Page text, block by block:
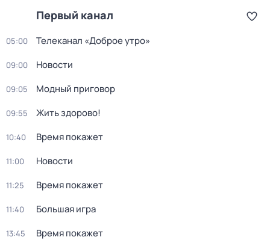
Первый канал
05:00 Телеканал «Доброе утро»
09:00 Новости
09:05 Модный приговор
09:55 Жить здорово!
10:40 Время покажет
11:00 Новости
11:25 Время покажет
11:40 Большая игра
13:45 Время покажет